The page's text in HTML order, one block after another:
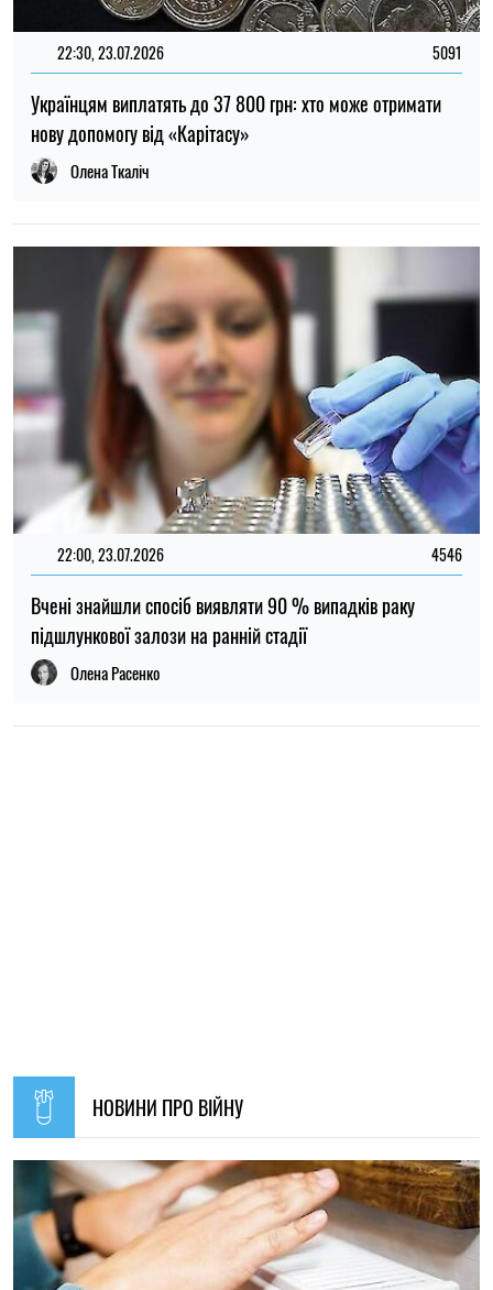
22:00, 23.07.2026 4546
Вчені знайшли спосіб виявляти 90 % випадків раку
Олена Расенко
НОВИНИ ПРО ВІЙНУ
Кличко відзвітував по підготовк удо зими: Київ відновив
65% пошкоджених енергооб'єктів
Микола Потика